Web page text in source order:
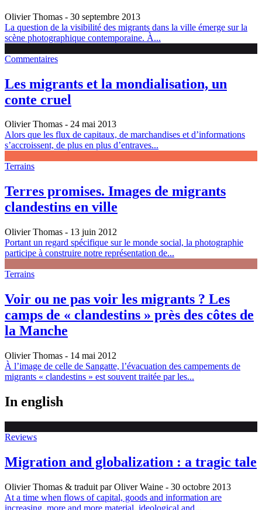
Olivier Thomas - 30 septembre 2013
La question de la visibilité des migrants dans la ville émerge sur la
scène photographique contemporaine. À...
Commentaires
Les migrants et la mondialisation, un
conte cruel
Olivier Thomas - 24 mai 2013
Alors que les flux de capitaux, de marchandises et d’informations
s’accroissent, de plus en plus d’entraves...
Terrains
Terres promises. Images de migrants
clandestins en ville
Olivier Thomas - 13 juin 2012
Portant un regard spécifique sur le monde social, la photographie
participe à construire notre représentation de...
Terrains
Voir ou ne pas voir les migrants ? Les
camps de « clandestins » près des côtes de
la Manche
Olivier Thomas - 14 mai 2012
À l’image de celle de Sangatte, l’évacuation des campements de
migrants « clandestins » est souvent traitée par les...
In english
Reviews
Migration and globalization : a tragic tale
Olivier Thomas & traduit par Oliver Waine - 30 octobre 2013
At a time when flows of capital, goods and information are
increasing, more and more material, ideological and...